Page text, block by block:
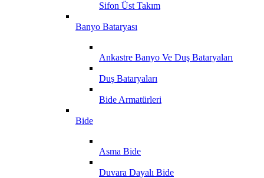
Sifon Üst Takım
Banyo Bataryası
Ankastre Banyo Ve Duş Bataryaları
Duş Bataryaları
Bide Armatürleri
Bide
Asma Bide
Duvara Dayalı Bide